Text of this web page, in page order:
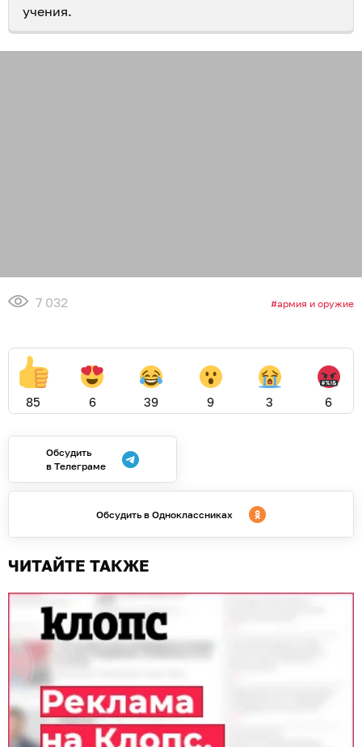
учения.
7 032 армия и оружие
85 6 39 9 3 6
Обсудить
в Телеграме
Обсудить в Одноклассниках
ЧИТАЙТЕ ТАКЖЕ